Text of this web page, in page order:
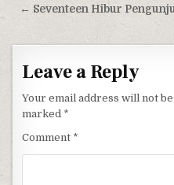
← Seventeen Hibur
Leave a Reply
Your email address will not
marked *
Comment *